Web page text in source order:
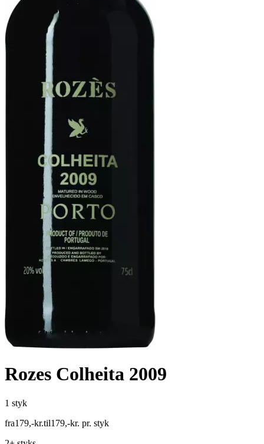
Rozes Colheita 2009
1 styk
fra179,-kr.til179,-kr. pr. styk